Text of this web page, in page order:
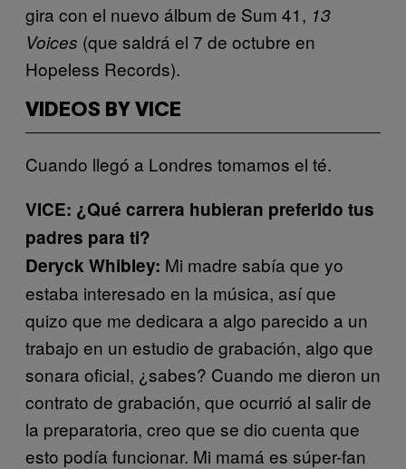
gira con el nuevo álbum de Sum 41, 13
Voices (que saldrá el 7 de octubre en
Hopeless Records).
VIDEOS BY VICE
Cuando llegó a Londres tomamos el té.
VICE: ¿Qué carrera hubieran preferido tus
padres para ti?
Deryck Whibley: Mi madre sabía que yo
estaba interesado en la música, así que
quizo que me dedicara a algo parecido a un
trabajo en un estudio de grabación, algo que
sonara oficial, ¿sabes? Cuando me dieron un
contrato de grabación, que ocurrió al salir de
la preparatoria, creo que se dio cuenta que
esto podía funcionar. Mi mamá es súper-fan